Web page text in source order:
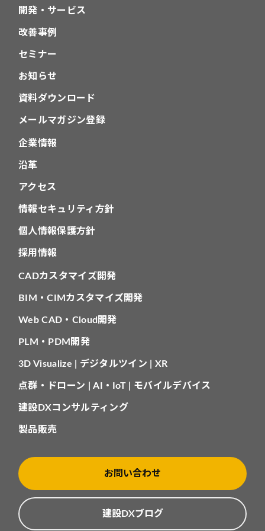
開発・サービス
改善事例
セミナー
お知らせ
資料ダウンロード
メールマガジン登録
企業情報
沿革
アクセス
情報セキュリティ方針
個人情報保護方針
採用情報
CADカスタマイズ開発
BIM・CIMカスタマイズ開発
Web CAD・Cloud開発
PLM・PDM開発
3D Visualize | デジタルツイン | XR
点群・ドローン | AI・IoT | モバイルデバイス
建設DXコンサルティング
製品販売
お問い合わせ
建設DXブログ